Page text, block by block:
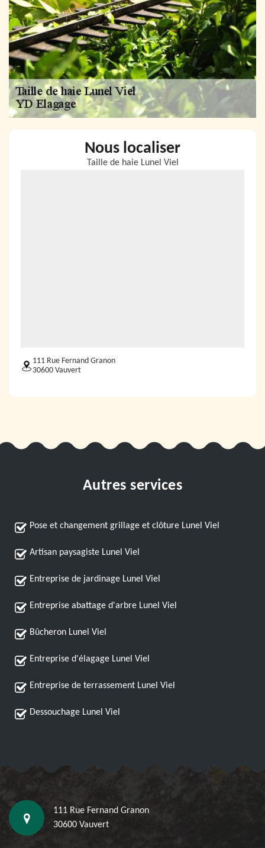
Nous localiser
Taille de haie Lunel Viel
111 Rue Fernand Granon
30600 Vauvert
Autres services
Pose et changement grillage et clôture Lunel Viel
Artisan paysagiste Lunel Viel
Entreprise de jardinage Lunel Viel
Entreprise abattage d'arbre Lunel Viel
Bûcheron Lunel Viel
Entreprise d'élagage Lunel Viel
Entreprise de terrassement Lunel Viel
Dessouchage Lunel Viel
111 Rue Fernand Granon
30600 Vauvert